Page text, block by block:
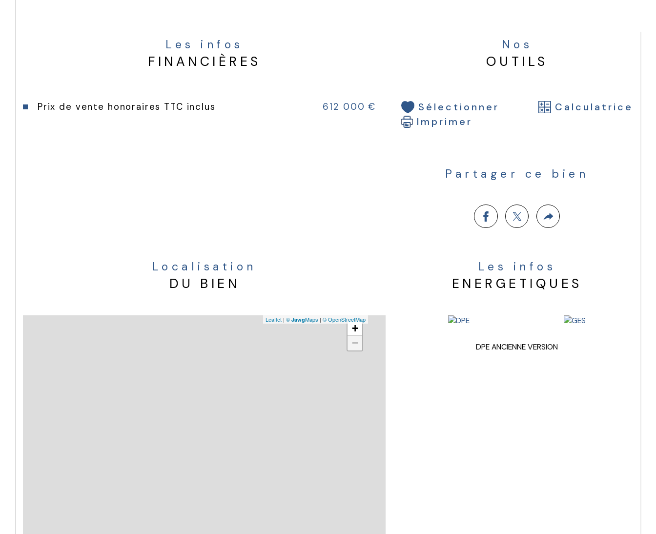
à-terre dans un secteur dynamique et en
Les infos
FINANCIÈRES
Prix de vente honoraires TTC inclus 612 000 €
Nos
OUTILS
Sélectionner
Calculatrice
Imprimer
Partager ce bien
Localisation
DU BIEN
+
−
Leaflet |©JawgMaps |© OpenStreetMap
Les infos
ENERGETIQUES
DPE ANCIENNE VERSION